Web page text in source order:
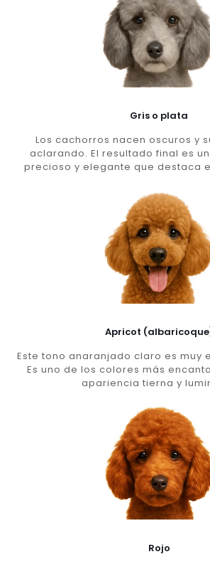
Gris o plata
Los cachorros nacen oscuros y
aclarando. El resultado final es
precioso y elegante que destaca
Apricot
Este tono anaranjado claro es muy
Es uno de los colores más
apariencia tierna y
Rojo